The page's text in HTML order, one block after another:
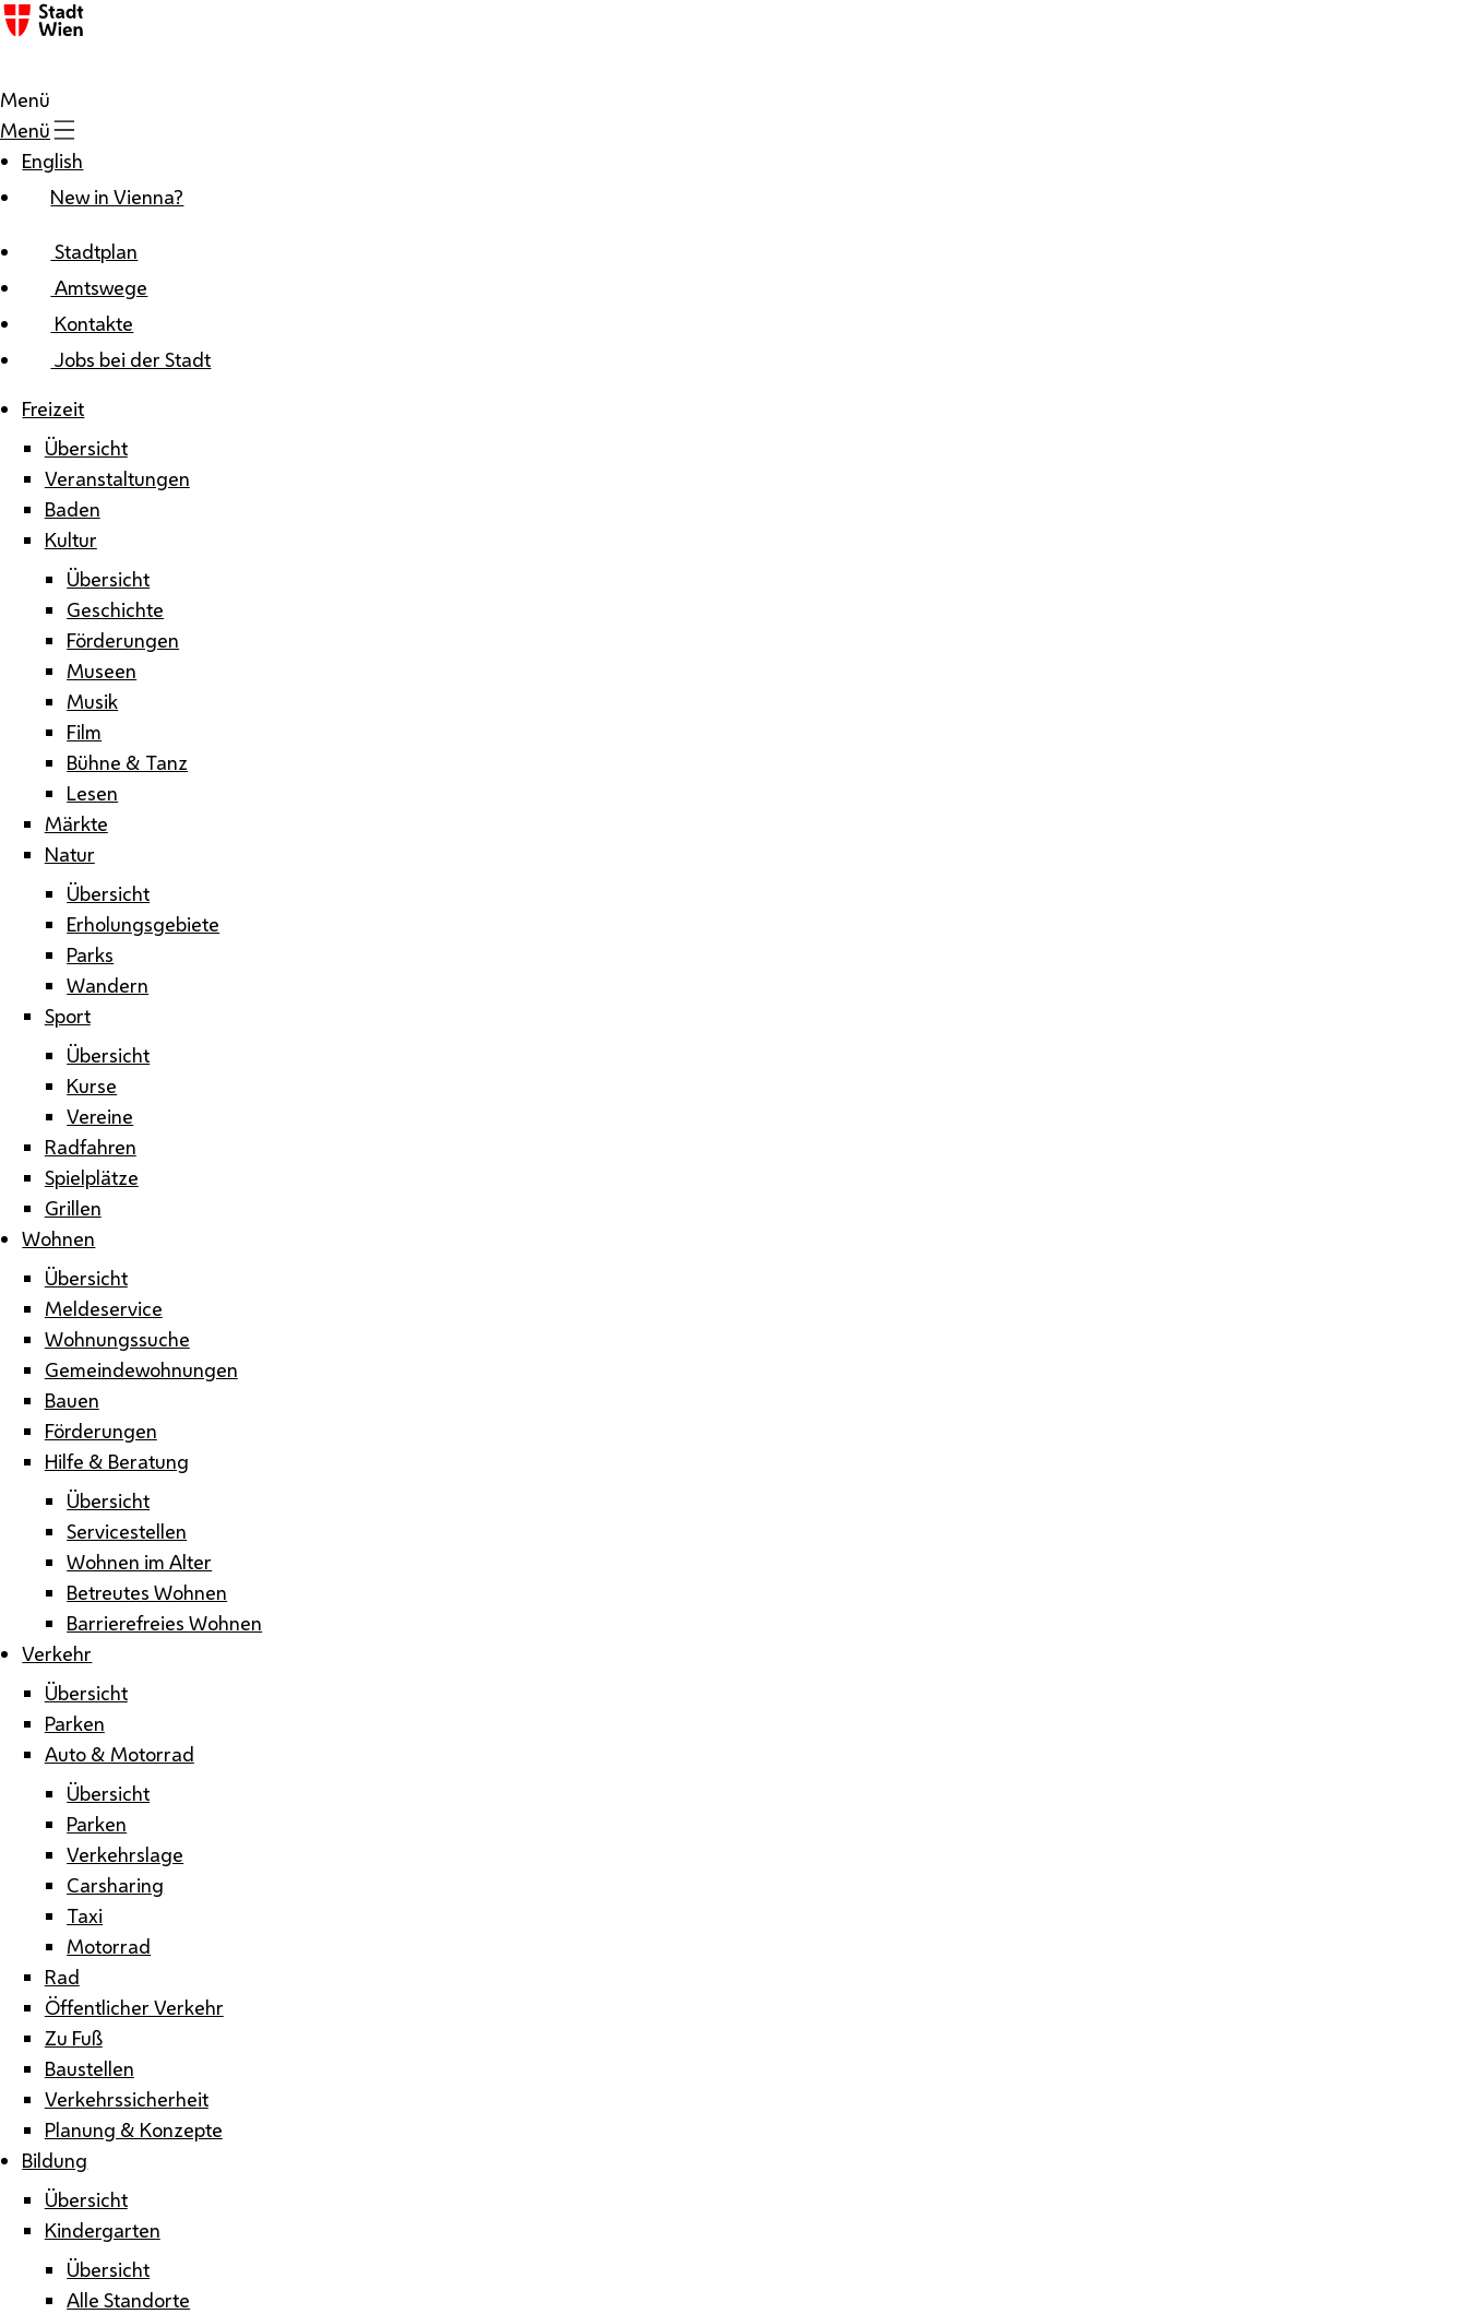
Zum Inhalt
Menü
Menü
English
New in Vienna?
Stadtplan
Amtswege
Kontakte
Jobs bei der Stadt
Freizeit
Übersicht
Veranstaltungen
Baden
Kultur
Übersicht
Geschichte
Förderungen
Museen
Musik
Film
Bühne & Tanz
Lesen
Märkte
Natur
Übersicht
Erholungsgebiete
Parks
Wandern
Sport
Übersicht
Kurse
Vereine
Radfahren
Spielplätze
Grillen
Wohnen
Übersicht
Meldeservice
Wohnungssuche
Gemeindewohnungen
Bauen
Förderungen
Hilfe & Beratung
Übersicht
Servicestellen
Wohnen im Alter
Betreutes Wohnen
Barrierefreies Wohnen
Verkehr
Übersicht
Parken
Auto & Motorrad
Übersicht
Parken
Verkehrslage
Carsharing
Taxi
Motorrad
Rad
Öffentlicher Verkehr
Zu Fuß
Baustellen
Verkehrssicherheit
Planung & Konzepte
Bildung
Übersicht
Kindergarten
Übersicht
Alle Standorte